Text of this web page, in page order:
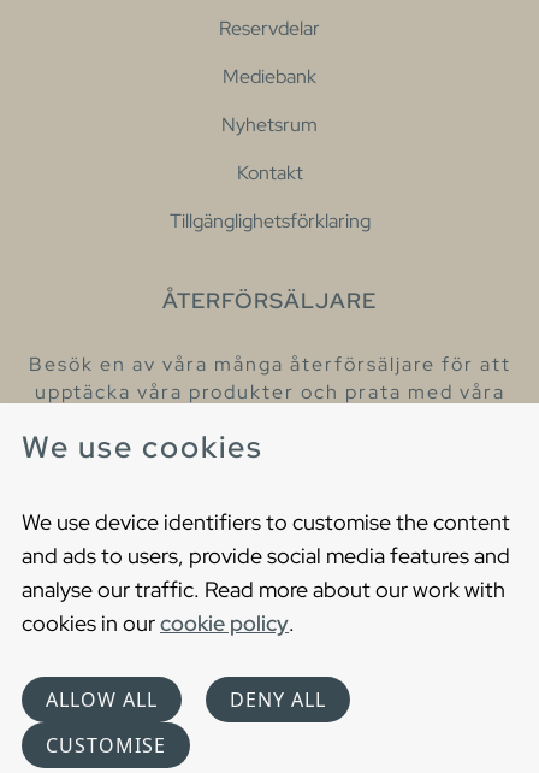
We use cookies
We use device identifiers to customise the content
and ads to users, provide social media features and
analyse our traffic. Read more about our work with
cookies in ourcookie policy.
ALLOW ALL
DENY ALL
CUSTOMISE
Reservdelar
Mediebank
Nyhetsrum
Kontakt
Tillgänglighetsförklaring
ÅTERFÖRSÄLJARE
Besök en av våra många återförsäljare för att
upptäcka våra produkter och prata med våra
Cookies
Privacy statement
Choose language